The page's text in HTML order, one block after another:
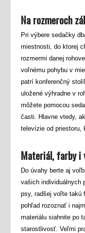
Na rozmeroch
Pri výbere sedačky
miestnosti, do ktorej
rozmermi danej
voľnému pohybu v
patrí konferenčný
uložené výhradne v
môžete pomocou
časti. Hlavne vtedy,
televízie od priestoru,
Materiál, farby i
Do úvahy berte aj
vašich individuálnych
psy, radšej voľte takú
pohľad rozoznať i
materiálu siahnite po
starostlivosť. Veľmi